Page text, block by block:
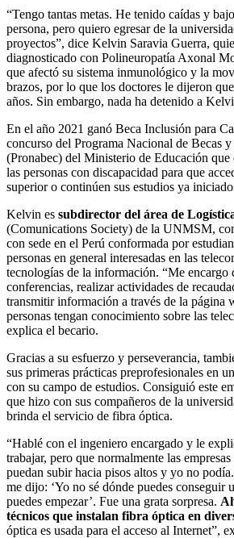
“Tengo tantas metas. He tenido caídas y
persona, pero quiero egresar de la
proyectos”, dice Kelvin Saravia Guerra,
diagnosticado con Polineuropatía Axonal
que afectó su sistema inmunológico y la
brazos, por lo que los doctores le dijeron
años. Sin embargo, nada ha detenido a
En el año 2021 ganó Beca Inclusión para
concurso del Programa Nacional de Becas
(Pronabec) del Ministerio de Educación que
las personas con discapacidad para que
superior o continúen sus estudios ya
Kelvin es subdirector del área de
(Comunications Society) de la UNMSM,
con sede en el Perú conformada por
personas en general interesadas en las
tecnologías de la información. “Me encargo
conferencias, realizar actividades de
transmitir información a través de la página
personas tengan conocimiento sobre las
explica el becario.
Gracias a su esfuerzo y perseverancia,
sus primeras prácticas preprofesionales en
con su campo de estudios. Consiguió este
que hizo con sus compañeros de la
brinda el servicio de fibra óptica.
“Hablé con el ingeniero encargado y le
trabajar, pero que normalmente las
puedan subir hacia pisos altos y yo no
me dijo: ‘Yo no sé dónde puedes conseguir
puedes empezar’. Fue una grata sorpresa.
técnicos que instalan fibra óptica en
óptica es usada para el acceso al Internet”,